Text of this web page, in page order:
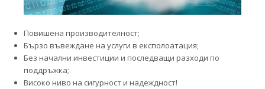
Повишена производителност;
Бързо въвеждане на услуги в експолоатация;
Без начални инвестиции и последващи разходи по
поддръжка;
Високо ниво на сигурност и надеждност!